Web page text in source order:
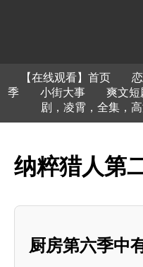
【在线观看】首页
季
小街大事 爽文短
剧，凌霄，全集，
纳粹猎人第
厨房第六季中